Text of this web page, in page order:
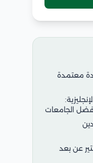
معتمدة
الجامعات
عن بعد